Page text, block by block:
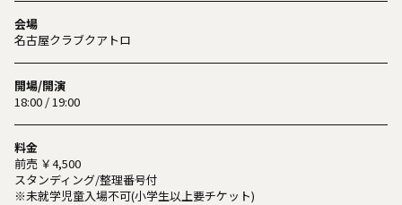
会場
名古屋クラブクアトロ
開場/開演
18:00 / 19:00
料金
前売 ￥4,500
スタンディング/整理番号付
※未就学児童入場不可(小学生以上要チケット)